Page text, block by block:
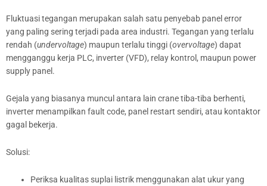
Fluktuasi tegangan merupakan salah satu penyebab panel error
yang paling sering terjadi pada area industri. Tegangan yang terlalu
rendah (undervoltage) maupun terlalu tinggi (overvoltage) dapat
mengganggu kerja PLC, inverter (VFD), relay kontrol, maupun power
supply panel.
Gejala yang biasanya muncul antara lain crane tiba-tiba berhenti,
inverter menampilkan fault code, panel restart sendiri, atau kontaktor
gagal bekerja.
Solusi:
Periksa kualitas suplai listrik menggunakan alat ukur yang